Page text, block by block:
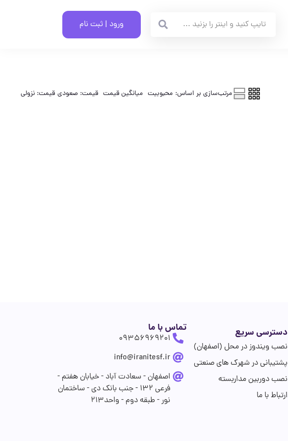
ورود | ثبت نام
مرتب‌سازی بر اساس: محبوبیت میانگین قیمت قیمت: صعودی قیمت: نزولی
دسترسی سریع
نصب ویندوز در محل (اصفهان)
پشتیبانی در شهرک های صنعتی
نصب دوربین مداربسته
ارتباط با ما
تماس با ما
09356969201
info@iranitesf.ir
اصفهان - سعادت آباد - خیابان هفتم -
فرعی 132 - جنب بانک دی - ساختمان
نور - طبقه دوم - واحد213